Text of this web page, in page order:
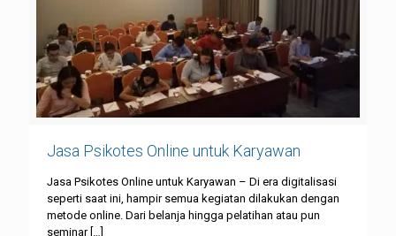
Jasa Psikotes Online untuk Karyawan
Jasa Psikotes Online untuk Karyawan – Di era digitalisasi
seperti saat ini, hampir semua kegiatan dilakukan dengan
metode online. Dari belanja hingga pelatihan atau pun
seminar[…]